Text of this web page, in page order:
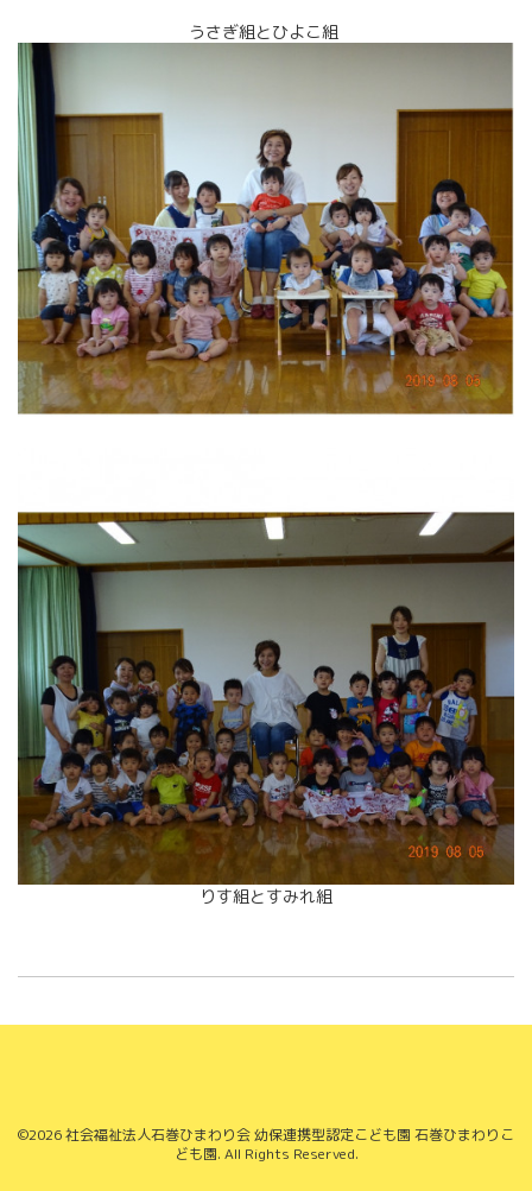
うさぎ組とひよこ組
りす組とすみれ組
©2026社会福祉法人石巻ひまわり会 幼保連携型認定こども園 石巻ひまわりこ
ども園. All Rights Reserved.